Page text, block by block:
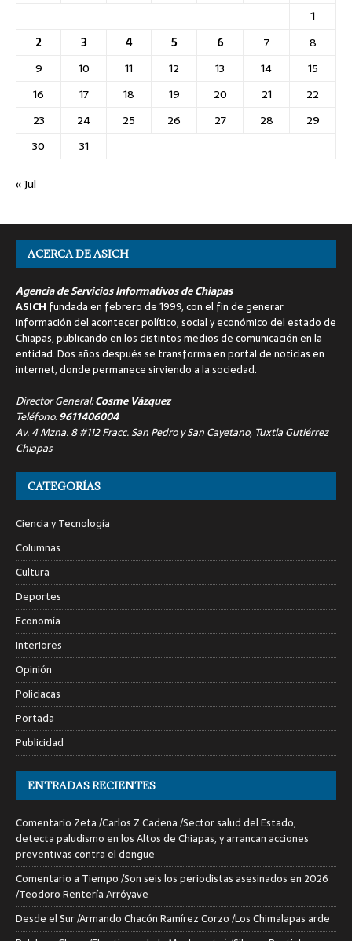
1
2
3 4 5 6 7
8
9
10 11 12 13 14
15
16
17 18 19 20 21
22
23
24 25 26 27 28
29
30
31
« Jul
ACERCA DE ASICH
Agencia de Servicios Informativos de Chiapas
ASICH fundada en febrero de 1999, con el fin de generar
información del acontecer político, social y económico del estado de
Chiapas, publicando en los distintos medios de comunicación en la
entidad. Dos años después se transforma en portal de noticias en
internet, donde permanece sirviendo a la sociedad.
Director General:Cosme Vázquez
Teléfono:9611406004
Av. 4 Mzna. 8 #112 Fracc. San Pedro y San Cayetano, Tuxtla Gutiérrez
Chiapas
CATEGORÍAS
Ciencia y Tecnología
Columnas
Cultura
Deportes
Economía
Interiores
Opinión
Policiacas
Portada
Publicidad
ENTRADAS RECIENTES
Comentario Zeta /Carlos Z Cadena /Sector salud del Estado,
detecta paludismo en los Altos de Chiapas, y arrancan acciones
preventivas contra el dengue
Comentario a Tiempo /Son seis los periodistas asesinados en 2026
/Teodoro Rentería Arróyave
Desde el Sur /Armando Chacón Ramírez Corzo /Los Chimalapas arde